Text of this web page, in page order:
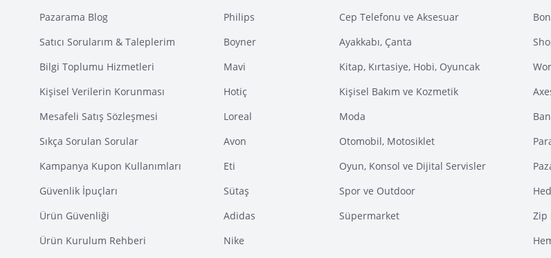
Pazarama Blog
Satıcı Sorularım & Taleplerim
Bilgi Toplumu Hizmetleri
Kişisel Verilerin Korunması
Mesafeli Satış Sözleşmesi
Sıkça Sorulan Sorular
Kampanya Kupon Kullanımları
Güvenlik İpuçları
Ürün Güvenliği
Ürün Kurulum Rehberi
Philips
Boyner
Mavi
Hotiç
Loreal
Avon
Eti
Sütaş
Adidas
Nike
Cep Telefonu ve Aksesuar
Ayakkabı, Çanta
Kitap, Kırtasiye, Hobi, Oyuncak
Kişisel Bakım ve Kozmetik
Moda
Otomobil, Motosiklet
Oyun, Konsol ve Dijital Servisler
Spor ve Outdoor
Süpermarket
Zip